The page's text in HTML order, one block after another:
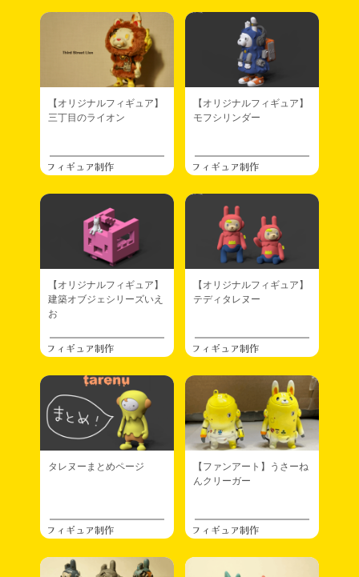
【オリジナルフィギュア】
三丁目のライオン
フィギュア制作
【オリジナルフィギュア】
モフシリンダー
フィギュア制作
【オリジナルフィギュア】
建築オブジェシリーズいえ
お
フィギュア制作
【オリジナルフィギュア】
テディタレヌー
フィギュア制作
タレヌーまとめページ
フィギュア制作
【ファンアート】うさーね
んクリーガー
フィギュア制作